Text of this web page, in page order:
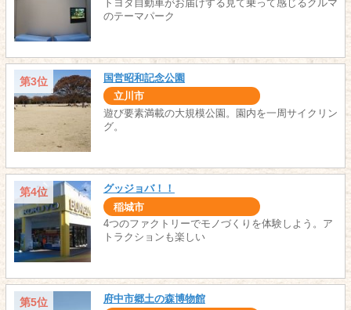
トヨタ自動車がお届けする見て乗って感じるクルマ
のテーマパーク
第3位 国営昭和記念公園
立川市
遊び要素満載の大規模公園。園内を一周サイクリン
グ。
第4位 グッジョバ！！
稲城市
4つのファクトリーでモノづくりを体験しよう。ア
トラクションも楽しい
第5位 府中市郷土の森博物館